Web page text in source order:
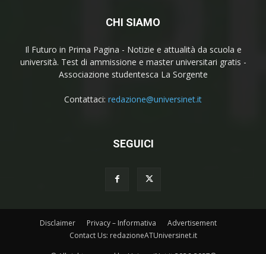
CHI SIAMO
Il Futuro in Prima Pagina - Notizie e attualità da scuola e
università. Test di ammissione e master universitari gratis -
Associazione studentesca La Sorgente
Contattaci: redazione@universinet.it
SEGUICI
Disclaimer Privacy – Informativa
Advertisement
Contact Us: redazioneATUniversinet.it